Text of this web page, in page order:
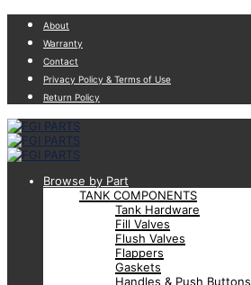
About
Warranty
Contact
Privacy Policy & Terms of Use
Return Policy
Browse by Part
TANK COMPONENTS
Tank Hardware
Fill Valves
Flush Valves
Flappers
Gaskets
Handles & Push Buttons